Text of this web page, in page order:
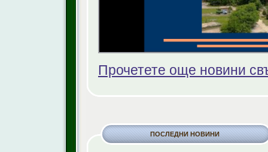
Прочетете още новини
ПОСЛЕДНИ НОВИНИ